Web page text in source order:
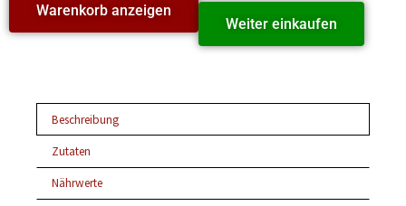
Warenkorb anzeigen
Weiter einkaufen
Beschreibung
Zutaten
Nährwerte